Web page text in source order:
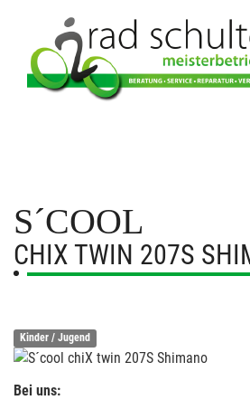
S´COOL
CHIX TWIN 207S
Kinder / Jugend
Bei uns: